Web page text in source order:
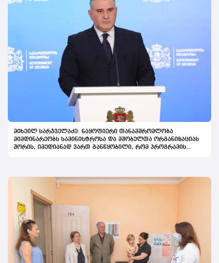
მიხეილ სარჯველაძე: ნაყოფიერი თანამშრომლობა
მიმდინარეობს სამინისტროსა და მშობელთა ორგანიზაციას
შორის, იმედიანად ვართ განწყობილი, რომ პროგრამის